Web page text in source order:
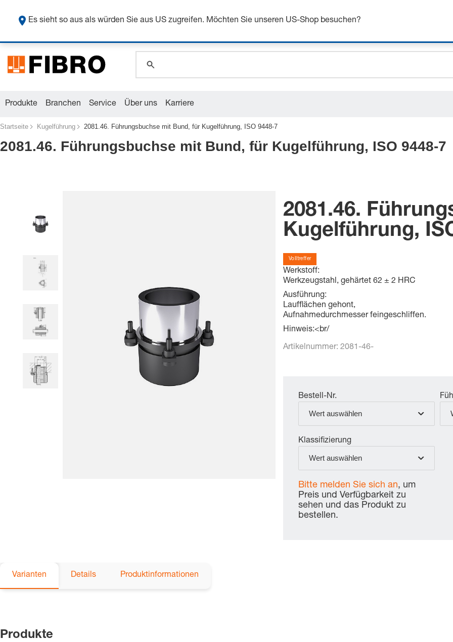
Sichern Sie sich bis zu 7% Rabatt - hier klicken um mehr zu
Produkte Branchen Service Über uns Karriere
Startseite Kugelführung 2081.46. Führungsbuchse mit Bund, für Kugelführung, ISO 9448-7
2081.46. Führungsbuchse mit Bund, für Kugelführung, ISO 9448-7
2081.46.
Kugelführung,
Volltreffer
Werkstoff:
Werkzeugstahl, gehärtet 62 ± 2 HRC
Ausführung:
Laufflächen gehont,
Aufnahmedurchmesser feingeschliffen.
Hinweis:<br/
Artikelnummer:2081-46-
Bestell-Nr.
Wert auswählen
Klassifizierung
Wert auswählen
Bitte melden Sie sich an, um
Preis und Verfügbarkeit zu
sehen und das Produkt zu
bestellen.
Varianten Details Produktinformationen
Produkte
Es sieht so aus als würden Sie aus US zugreifen. Möchten Sie unseren US-Shop besuchen?